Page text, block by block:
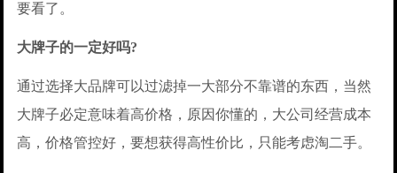
要看了。
大牌子的一定好吗?
通过选择大品牌可以过滤掉一大部分不靠谱的东西，当然
大牌子必定意味着高价格，原因你懂的，大公司经营成本
高，价格管控好，要想获得高性价比，只能考虑淘二手。